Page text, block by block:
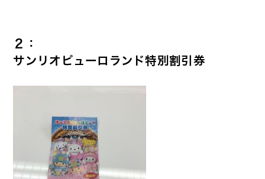
２：
サンリオピューロランド特別割引券